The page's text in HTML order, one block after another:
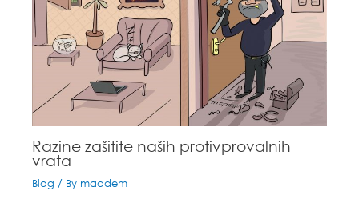
Razine zašitite naših protivprovalnih
vrata
Blog / By maadem